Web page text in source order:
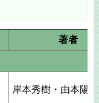
著者
岸本秀樹・由本陽